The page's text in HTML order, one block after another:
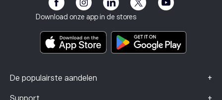
Download onze app in de stores
De populairste aandelen +
Impressum
Algemene voorwaarden
Documenten met belangrijke informatie
Klachtengegevens (FCA-klanten)
Beleggingsverzekering